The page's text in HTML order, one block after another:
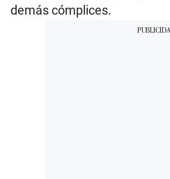
demás cómplices.